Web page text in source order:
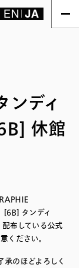
EN JA
ディ
休館
タンディ
布している公式
ください。
のほどよろしく